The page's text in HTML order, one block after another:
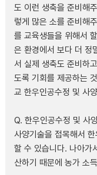
도 이런 생축을 준비해
렇게 많은 소를 준비해
를 교육생들을 위해서
은 환경에서 보다 더 정
서 실제 생축도 준비하
도록 기회를 제공하는
교 한우인공수정 및 사
Q. 한우인공수정 및 사
사양기술을 접목해서
할 수 있습니다. 나아가
산하기 때문에 농가 소